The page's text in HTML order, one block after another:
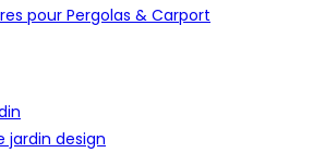
pour Pergolas & Carport
jardin design